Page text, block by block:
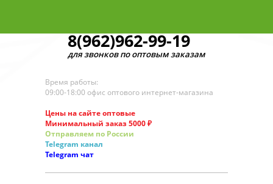
8(962)962-99-19
для звонков по оптовым заказам
Время работы:
09:00-18:00 офис оптового интернет-магазина
Цены на сайте оптовые
Минимальный заказ 5000 ₽
Отправляем по России
Telegram канал
Telegram чат